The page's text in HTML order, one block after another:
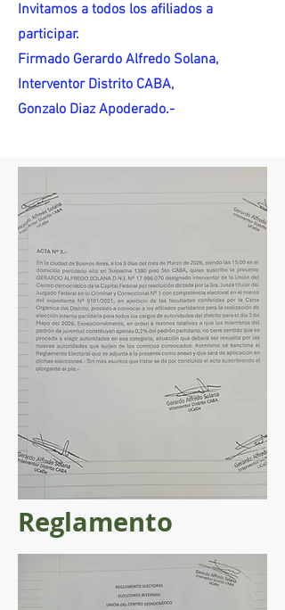
Invitamos a todos los afiliados a
participar.
Firmado Gerardo Alfredo Solana,
Interventor Distrito CABA,
Gonzalo Diaz Apoderado.-
Reglamento